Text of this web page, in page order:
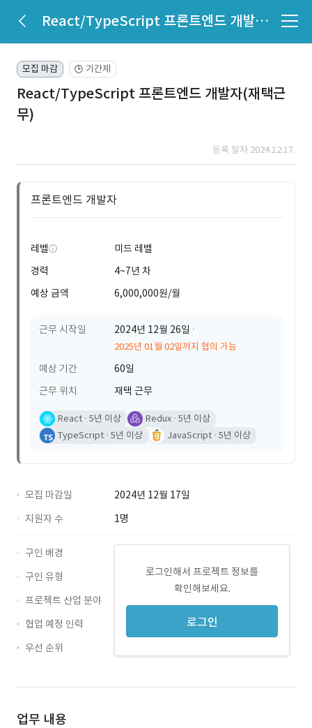
React/TypeScript 프론트엔드 개발자(재택근무)
모집 마감 🕒 기간제
React/TypeScript 프론트엔드 개발자(재택근
무)
등록 일자 2024.12.17.
프론트엔드 개발자
레벨
미드 레벨
경력
4~7년 차
예상 금액
6,000,000원/월
근무 시작일 2024년 12월 26일
2025년 01월 02일까지 협의 가능
예상 기간
60일
근무 위치
재택 근무
React 5년 이상 Redux 5년 이상
TypeScript 5년 이상 JavaScript 5년 이상
모집 마감일
2024년 12월 17일
지원자 수
1명
로그인해서 프로젝트 정보를
확인해보세요.
로그인
구인 배경
구인 유형
프로젝트 산업 분야
협업 예정 인력
우선 순위
업무 내용